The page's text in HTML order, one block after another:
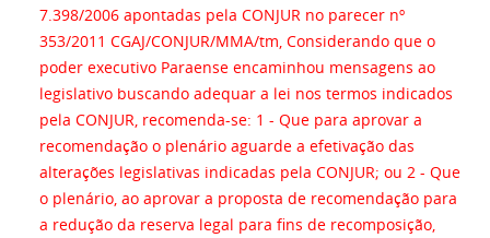
7.398/2006 apontadas pela CONJUR no parecer nº
353/2011 CGAJ/CONJUR/MMA/tm, Considerando que o
poder executivo Paraense encaminhou mensagens ao
legislativo buscando adequar a lei nos termos indicados
pela CONJUR, recomenda-se: 1 - Que para aprovar a
recomendação o plenário aguarde a efetivação das
alterações legislativas indicadas pela CONJUR; ou 2 - Que
o plenário, ao aprovar a proposta de recomendação para
a redução da reserva legal para fins de recomposição,